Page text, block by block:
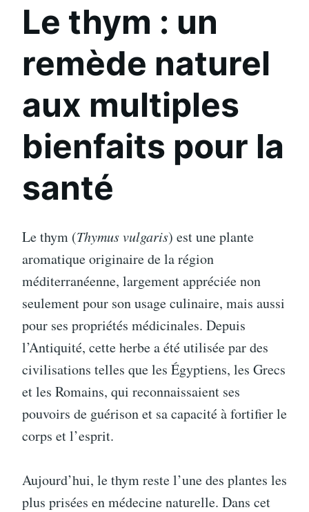
Le thym : un
remède naturel
aux multiples
bienfaits pour la
santé
Le thym (Thymus vulgaris) est une plante
aromatique originaire de la région
méditerranéenne, largement appréciée non
seulement pour son usage culinaire, mais aussi
pour ses propriétés médicinales. Depuis
l’Antiquité, cette herbe a été utilisée par des
civilisations telles que les Égyptiens, les Grecs
et les Romains, qui reconnaissaient ses
pouvoirs de guérison et sa capacité à fortifier le
corps et l’esprit.
Aujourd’hui, le thym reste l’une des plantes les
plus prisées en médecine naturelle. Dans cet